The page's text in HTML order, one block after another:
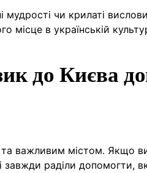
мудрості чи крилаті
місце в українській
до Києва
важливим містом. Якщо
завжди раділи